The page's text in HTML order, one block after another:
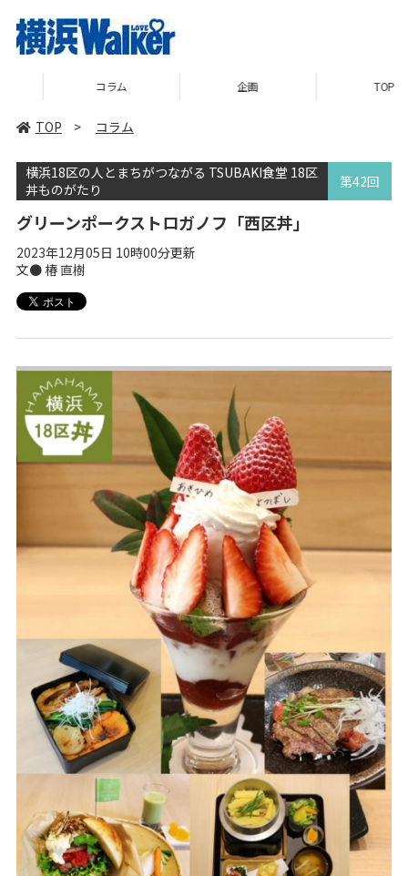
TOP > コラム
横浜18区の人とまちがつながる TSUBAKI食堂 18区
丼ものがたり
第42回
グリーンポークストロガノフ「西区丼」
2023年12月05日 10時00分更新
文● 椿 直樹